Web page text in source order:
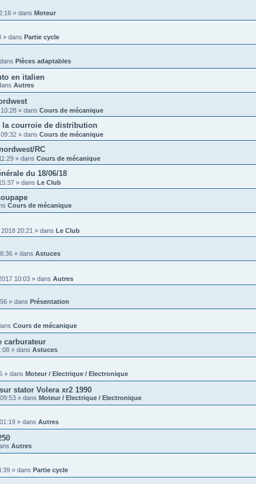
» dans Moteur
» dans Partie cycle
Pièces adaptables
en italien
Autres
» dans Cours de mécanique
la courroie de distribution
» dans Cours de mécanique
RC
» dans Cours de mécanique
du 18/06/18
» dans Le Club
Cours de mécanique
20:21 » dans Le Club
» dans Astuces
10:03 » dans Autres
» dans Présentation
Cours de mécanique
carburateur
» dans Astuces
» dans Moteur / Electrique / Electronique
stator Volera xr2 1990
» dans Moteur / Electrique / Electronique
» dans Autres
Autres
» dans Partie cycle